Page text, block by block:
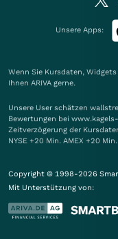
Unsere Apps:
Wenn Sie Kursdaten,
Ihnen ARIVA gerne.
Unsere User schätzen
Bewertungen bei
Zeitverzögerung der
NYSE +20 Min. AMEX +20
Copyright © 1998-2026
Mit Unterstützung von: